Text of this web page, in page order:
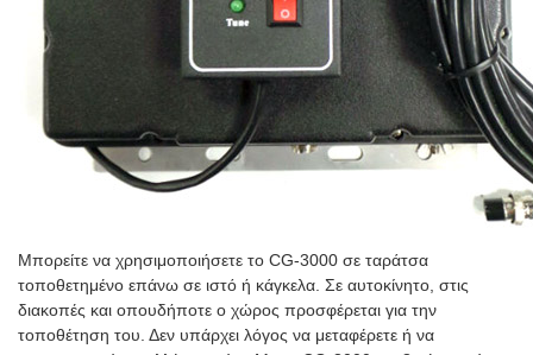
Μπορείτε να χρησιμοποιήσετε το CG-3000 σε ταράτσα
τοποθετημένο επάνω σε ιστό ή κάγκελα. Σε αυτοκίνητο, στις
διακοπές και οπουδήποτε ο χώρος προσφέρεται για την
τοποθέτηση του. Δεν υπάρχει λόγος να μεταφέρετε ή να